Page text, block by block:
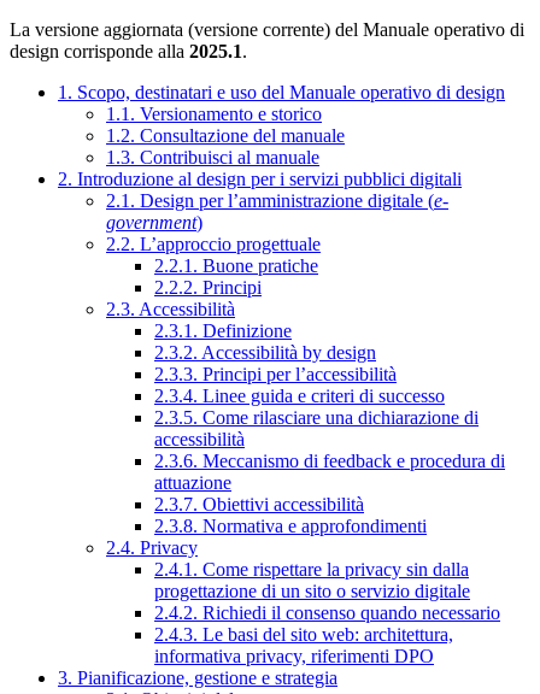
La versione aggiornata (versione corrente) del Manuale operativo di
design corrisponde alla 2025.1.
1. Scopo, destinatari e uso del Manuale operativo di design
1.1. Versionamento e storico
1.2. Consultazione del manuale
1.3. Contribuisci al manuale
2. Introduzione al design per i servizi pubblici digitali
2.1. Design per l’amministrazione digitale (e-
government)
2.2. L’approccio progettuale
2.2.1. Buone pratiche
2.2.2. Principi
2.3. Accessibilità
2.3.1. Definizione
2.3.2. Accessibilità by design
2.3.3. Principi per l’accessibilità
2.3.4. Linee guida e criteri di successo
2.3.5. Come rilasciare una dichiarazione di
accessibilità
2.3.6. Meccanismo di feedback e procedura di
attuazione
2.3.7. Obiettivi accessibilità
2.3.8. Normativa e approfondimenti
2.4. Privacy
2.4.1. Come rispettare la privacy sin dalla
progettazione di un sito o servizio digitale
2.4.2. Richiedi il consenso quando necessario
2.4.3. Le basi del sito web: architettura,
informativa privacy, riferimenti DPO
3. Pianificazione, gestione e strategia